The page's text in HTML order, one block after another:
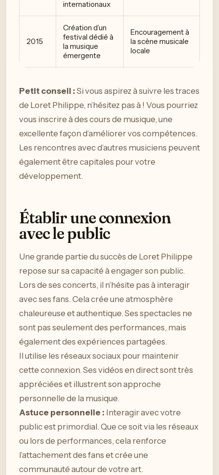
internationaux
2015
Création d’un
festival dédié à
la musique
émergente
Encouragement à
la scène musicale
locale
Petit conseil : Si vous aspirez à suivre les traces
de Loret Philippe, n’hésitez pas à ! Vous pourriez
vous inscrire à des cours de musique, une
excellente façon d’améliorer vos compétences.
Les rencontres avec d’autres musiciens peuvent
également être capitales pour votre
développement.
Établir une connexion
avec le public
Une grande partie du succès de Loret Philippe
repose sur sa capacité à engager son public.
Lors de ses concerts, il n’hésite pas à interagir
avec ses fans. Cela crée une atmosphère
chaleureuse et authentique. Ses spectacles ne
sont pas seulement des performances, mais
également des expériences partagées.
Il utilise les réseaux sociaux pour maintenir
cette connexion. Ses vidéos en direct sont très
appréciées et illustrent son approche
personnelle de la musique.
Astuce personnelle : Interagir avec votre
public est primordial. Que ce soit via les réseaux
ou lors de performances, cela renforce
l’attachement des fans et crée une
communauté autour de votre art.